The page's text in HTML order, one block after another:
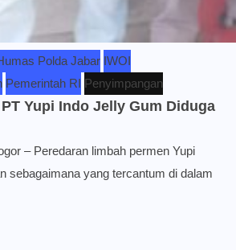
Polda Jabar IWOI
Pemerintah RI Penyimpangan
Yupi Indo Jelly Gum Diduga
– Peredaran limbah permen Yupi
sebagaimana yang tercantum di dalam